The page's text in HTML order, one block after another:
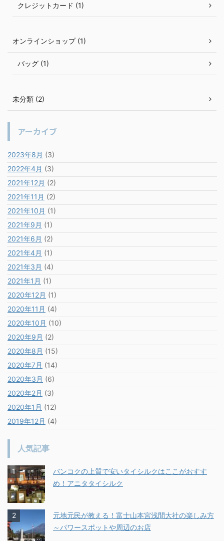
クレジットカード (1)
オンラインショップ (1)
バッグ (1)
未分類 (2)
アーカイブ
2023年8月 (3)
2022年4月 (3)
2021年12月 (2)
2021年11月 (2)
2021年10月 (1)
2021年9月 (1)
2021年6月 (2)
2021年4月 (1)
2021年3月 (4)
2021年1月 (1)
2020年12月 (1)
2020年11月 (4)
2020年10月 (10)
2020年9月 (2)
2020年8月 (15)
2020年7月 (14)
2020年3月 (6)
2020年2月 (3)
2020年1月 (12)
2019年12月 (4)
人気記事
バンコクの上質で安いタイシルクはここがおすす
め！アニタタイシルク
元地元民が教える！富士山本宮浅間大社の楽しみ方
～パワースポットや周辺のお店